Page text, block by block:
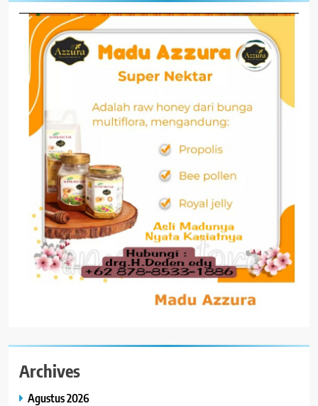
Archives
Agustus 2026